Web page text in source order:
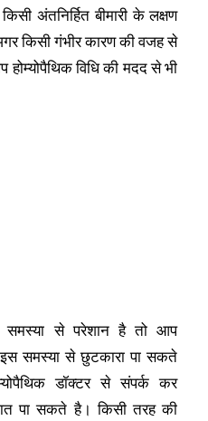
अंत‍निर्हित बीमारी के लक्षण
किसी गंभीर कारण की वजह से
होम्योपैथिक विधि की मदद से भी
समस्या से परेशान है तो आप
समस्या से छुटकारा पा सकते
डॉक्टर से संपर्क कर
पा सकते है। किसी तरह की